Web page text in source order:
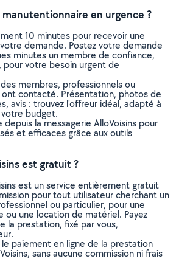
en urgence ?
10 minutes pour recevoir une
demande. Postez votre demande
minutes un membre de confiance,
pour votre besoin urgent de
membres, professionnels ou
ont contacté. Présentation, photos de
avis : trouvez l'offreur idéal, adapté à
budget.
la messagerie AlloVoisins pour
et efficaces grâce aux outils
est gratuit ?
est un service entièrement gratuit
pour tout utilisateur cherchant un
ou particulier, pour une
ou une location de matériel. Payez
la prestation, fixé par vous,
le paiement en ligne de la prestation
sans aucune commission ni frais